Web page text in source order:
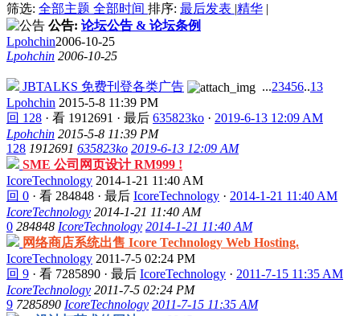
筛选: 全部主题 全部时间 排序: 最后发表 |精华 |
公告: 论坛公告 & 论坛条例
Lpohchin2006-10-25
Lpohchin 2006-10-25
JBTALKS 免费刊登各类广告 ...23456..13
Lpohchin 2015-5-8 11:39 PM
回 128 · 看 1912691 · 最后 635823ko · 2019-6-13 12:09 AM
Lpohchin 2015-5-8 11:39 PM
128 1912691 635823ko 2019-6-13 12:09 AM
SME 公司网页设计 RM999 !
IcoreTechnology 2014-1-21 11:40 AM
回 0 · 看 284848 · 最后 IcoreTechnology · 2014-1-21 11:40 AM
IcoreTechnology 2014-1-21 11:40 AM
0 284848 IcoreTechnology 2014-1-21 11:40 AM
网络商店系统出售 Icore Technology Web Hosting.
IcoreTechnology 2011-7-5 02:24 PM
回 9 · 看 7285890 · 最后 IcoreTechnology · 2011-7-15 11:35 AM
IcoreTechnology 2011-7-5 02:24 PM
9 7285890 IcoreTechnology 2011-7-15 11:35 AM